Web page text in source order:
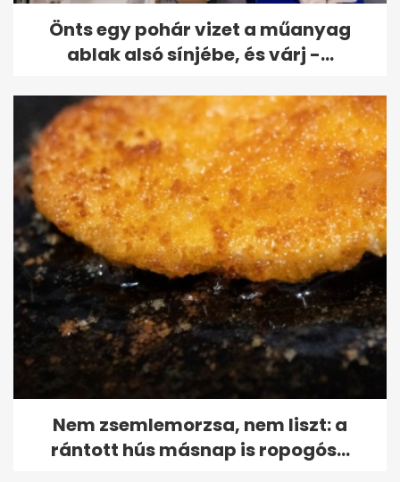
Önts egy pohár vizet a műanyag
ablak alsó sínjébe, és várj -...
Nem zsemlemorzsa, nem liszt: a
rántott hús másnap is ropogós...